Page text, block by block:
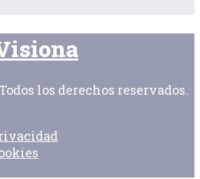
los derechos reservados.